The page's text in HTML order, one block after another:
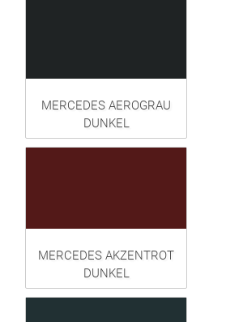
MERCEDES AEROGRAU
DUNKEL
MERCEDES AKZENTROT
DUNKEL